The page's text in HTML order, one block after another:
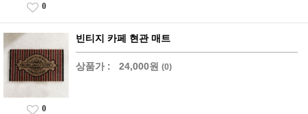
0
빈티지 카페 현관 매트
상품가 : 24,000원 (0)
0